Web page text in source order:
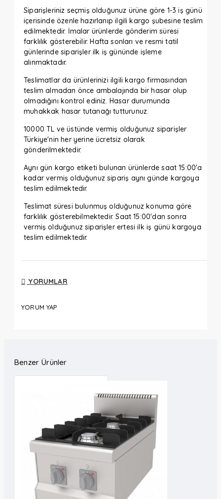
Siparişleriniz seçmiş olduğunuz ürüne göre 1-3 iş günü
içerisinde özenle hazırlanıp ilgili kargo şubesine teslim
edilmektedir. İmalar ürünlerde gönderim süresi
farklılık gösterebilir. Hafta sonları ve resmi tatil
günlerinde siparişler ilk iş gününde işleme
alınmaktadır.
Teslimatlar da ürünlerinizi ilgili kargo firmasından
teslim almadan önce ambalajında bir hasar olup
olmadığını kontrol ediniz. Hasar durumunda
muhakkak hasar tutanağı tutturunuz.
10000 TL ve üstünde vermiş olduğunuz siparişler
Türkiye'nin her yerine ücretsiz olarak
gönderilmektedir.
Aynı gün kargo etiketi bulunan ürünlerde saat 15:00'a
kadar vermiş olduğunuz sipariş aynı günde kargoya
teslim edilmektedir.
Teslimat süresi bulunmuş olduğunuz konuma göre
farklılık gösterebilmektedir. Saat 15:00'dan sonra
vermiş olduğunuz siparişler ertesi ilk iş günü kargoya
teslim edilmektedir.
YORUMLAR
YORUM YAP
Benzer Ürünler